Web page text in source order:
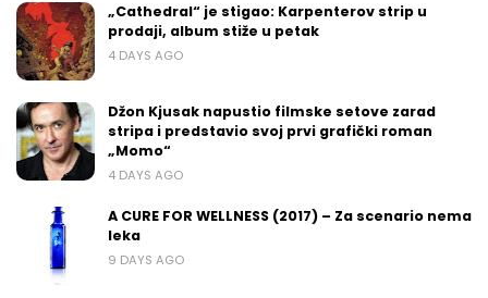
„Cathedral“ je stigao: Karpenterov strip u
prodaji, album stiže u petak
4 DAYS AGO
Džon Kjusak napustio filmske setove zarad
stripa i predstavio svoj prvi grafički roman
„Momo“
4 DAYS AGO
A CURE FOR WELLNESS (2017) – Za scenario nema
leka
9 DAYS AGO